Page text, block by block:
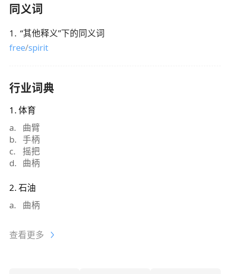
同义词
1 . “其他释义”下的同义词
free/spirit
行业词典
1 .体育
a.
曲臂
b. 手柄
c.
摇把
d. 曲柄
2.石油
a. 曲柄
查看更多